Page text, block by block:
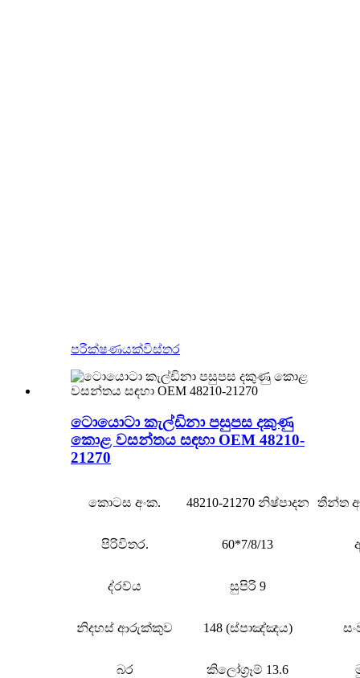
පරීක්ෂණයක්විස්තර
ටොයොටා කැල්ඩිනා පසුපස දකුණු
කොළ වසන්තය සඳහා OEM 48210-
21270
කොටස අංක. 48210-21270 නිෂ්පාදන තීන්ත
පිරිවිතර. 60*7/8/13
ද්රව්ය සුපිරි 9
නිදහස් ආරුක්කුව 148 (ස්පාඤ්ඤය)
බර කිලෝග්‍රෑම් 13.6